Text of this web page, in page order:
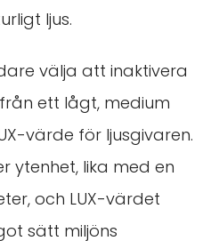
ljus.
välja att inaktivera
ett lågt, medium
värde för ljusgivaren.
ytenhet, lika med en
och LUX-värdet
sätt miljöns